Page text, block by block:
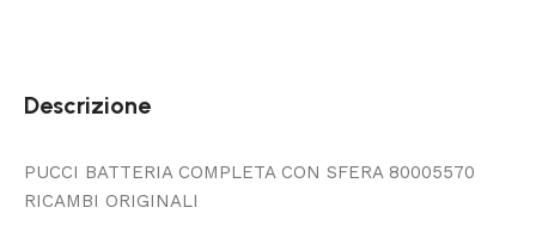
Descrizione
PUCCI BATTERIA COMPLETA CON SFERA 80005570
RICAMBI ORIGINALI